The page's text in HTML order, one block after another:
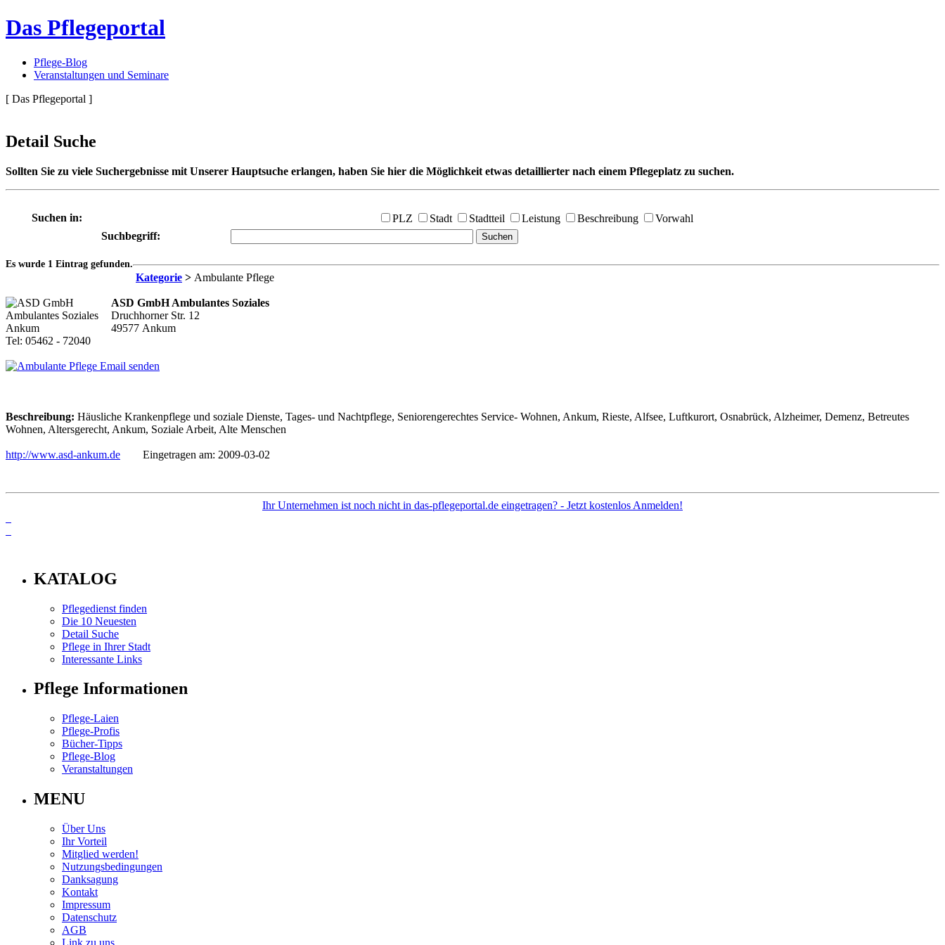
Das Pflegeportal
Pflege-Blog
Veranstaltungen und Seminare
[ Das Pflegeportal ]
Detail Suche
Sollten Sie zu viele Suchergebnisse mit Unserer Hauptsuche erlangen, haben Sie hier die Möglichkeit etwas detaillierter nach einem Pflegeplatz zu suchen.
Suchen in: PLZ Stadt Stadtteil Leistung Beschreibung
Vorwahl
Suchbegriff:
Es wurde 1 Eintrag gefunden.
Kategorie > Ambulante Pflege
ASD GmbH Ambulantes Soziales
Druchhorner Str. 12
49577 Ankum
Tel: 05462 - 72040
Email senden
Beschreibung: Häusliche Krankenpflege und soziale Dienste, Tages- und Nachtpflege, Seniorengerechtes Service- Wohnen, Ankum, Rieste, Alfsee, Luftkurort, Osnabrück, Alzheimer, Demenz, Betreutes
Wohnen, Altersgerecht, Ankum, Soziale Arbeit, Alte Menschen
http://www.asd-ankum.de Eingetragen am: 2009-03-02
Ihr Unternehmen ist noch nicht in das-pflegeportal.de eingetragen? - Jetzt kostenlos Anmelden!
KATALOG
Pflegedienst finden
Die 10 Neuesten
Detail Suche
Pflege in Ihrer Stadt
Interessante Links
Pflege Informationen
Pflege-Laien
Pflege-Profis
Bücher-Tipps
Pflege-Blog
Veranstaltungen
MENU
Über Uns
Ihr Vorteil
Mitglied werden!
Nutzungsbedingungen
Danksagung
Kontakt
Impressum
Datenschutz
AGB